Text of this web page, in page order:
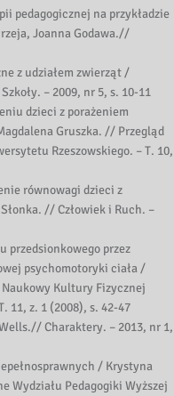
pedagogicznej na przykładzie
Joanna Godawa.//
z udziałem zwierząt /
– 2009, nr 5, s. 10-11
dzieci z porażeniem
Gruszka. // Przegląd
Rzeszowskiego. – T. 10,
równowagi dzieci z
// Człowiek i Ruch. –
przedsionkowego przez
psychomotoryki ciała /
Kultury Fizycznej
11, z. 1 (2008), s. 42-47
Charaktery. – 2013, nr 1,
/ Krystyna
Wydziału Pedagogiki Wyższej